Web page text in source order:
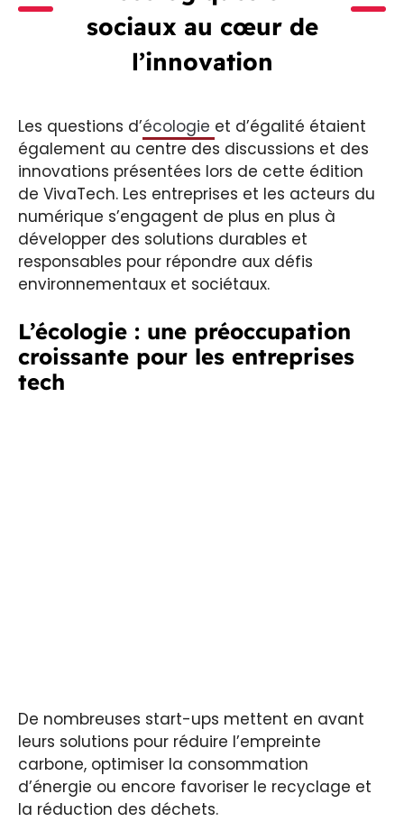
sociaux au cœur de
l’innovation
Les questions d’écologie et d’égalité étaient
également au centre des discussions et des
innovations présentées lors de cette édition
de VivaTech. Les entreprises et les acteurs du
numérique s’engagent de plus en plus à
développer des solutions durables et
responsables pour répondre aux défis
environnementaux et sociétaux.
L’écologie : une préoccupation
croissante pour les entreprises
tech
De nombreuses start-ups mettent en avant
leurs solutions pour réduire l’empreinte
carbone, optimiser la consommation
d’énergie ou encore favoriser le recyclage et
la réduction des déchets.